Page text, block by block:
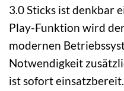
3.0 Sticks ist denkbar
Play-Funktion wird
modernen
Notwendigkeit
ist sofort